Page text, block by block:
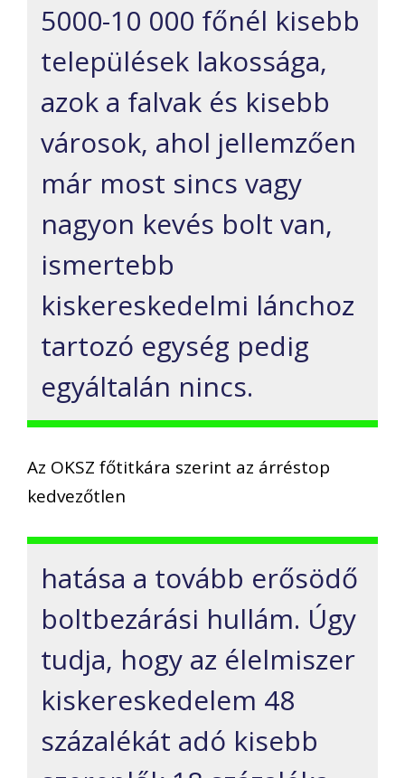
5000-10 000 főnél kisebb
települések lakossága,
azok a falvak és kisebb
városok, ahol jellemzően
már most sincs vagy
nagyon kevés bolt van,
ismertebb
kiskereskedelmi lánchoz
tartozó egység pedig
egyáltalán nincs.
Az OKSZ főtitkára szerint az árréstop
kedvezőtlen
hatása a tovább erősödő
boltbezárási hullám. Úgy
tudja, hogy az élelmiszer
kiskereskedelem 48
százalékát adó kisebb